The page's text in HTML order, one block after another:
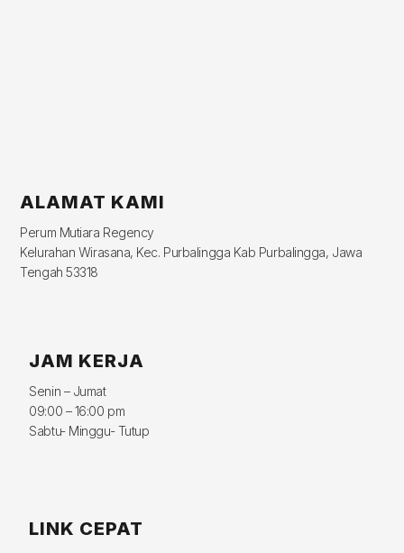
ALAMAT KAMI
Perum Mutiara Regency
Kelurahan Wirasana, Kec. Purbalingga Kab Purbalingga, Jawa
Tengah 53318
JAM KERJA
Senin – Jumat
09:00 – 16:00 pm
Sabtu- Minggu- Tutup
LINK CEPAT